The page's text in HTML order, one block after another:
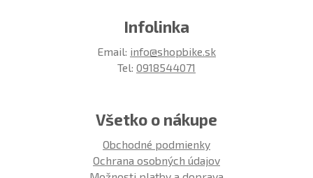
Infolinka
Email: info@shopbike.sk
Tel: 0918544071
Všetko o nákupe
Obchodné podmienky
Ochrana osobných údajov